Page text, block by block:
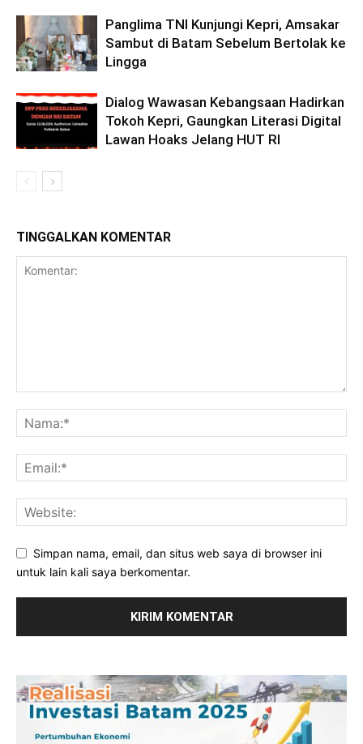
Panglima TNI Kunjungi Kepri, Amsakar
Sambut di Batam Sebelum Bertolak ke
Lingga
Dialog Wawasan Kebangsaan Hadirkan
Tokoh Kepri, Gaungkan Literasi Digital
Lawan Hoaks Jelang HUT RI
TINGGALKAN KOMENTAR
Simpan nama, email, dan situs web saya di browser ini
untuk lain kali saya berkomentar.